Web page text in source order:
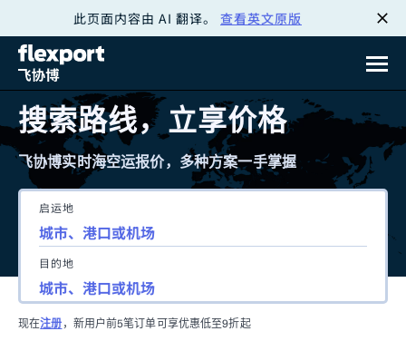
此页面内容由 AI 翻译。 查看英文原版
搜索路线，立享价格
飞协博实时海空运报价，多种方案一手掌握
启运地
目的地
现在注册 ，新用户前5笔订单可享优惠低至9折起